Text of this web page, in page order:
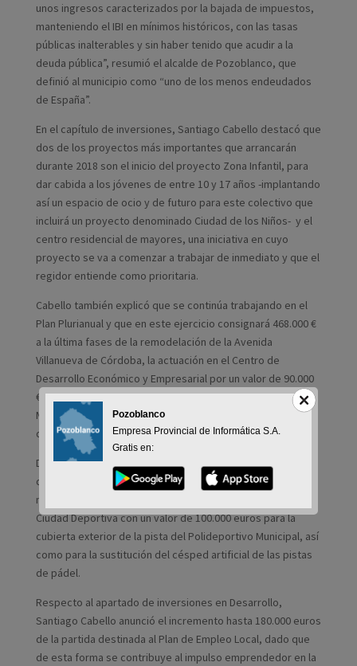
unos ingresos caracterizados por la bajada de impuestos,
manteniendo el IBI en mínimos históricos, con las tasas
públicas inalterables y sin haber tenido que acudir a la
deuda pública”, resumió el alcalde de Pozoblanco, que
definió al municipio como “uno de los menos endeudados
de España”.
En el capítulo de inversiones, Santiago Cabello destacó que
dos de los proyectos más importantes que arrancarán
durante 2018 son el inicio del proyecto Zona Infantil, para
dar cabida a los jóvenes de entre 10 y 17 años -implantando
así un espacio de ocio y de futuro para este colectivo que
incluirá un proyecto denominado Ciudad de los Niños- y el
centro residencial de mayores, una iniciativa en cuyo
proyecto se va a comenzar a trabajar de inmediato y que el
regidor entiende como prioritaria.
Cabello también explicó que se continúa trabajando en el
Plan Plurianual y que en este ejercicio consignará 468.000 €
a la última fases de la remodelación de la Avenida
Villanueva de Córdoba, la actuación en el Centro de
Desarrollo Económico y Empresarial por un valor de 90.000
€, la dotación de 133.000 euros para la obra del Centro
Multifuncional de Envejecimiento Activo y 350.00 euros
destinados a la reforma del Mercado de Abastos.
Del mismo modo, Cabello destacó las inversiones
destinadas para las actuaciones en la conservación y
mantenimiento de la dehesa y las que se ejecutarán en la
Ciudad Deportiva con un valor de 100.000 euros para la
cubierta exterior de la pista del Polideportivo Municipal, así
como para la sustitución del césped artificial de las pistas
de pádel.
Respecto al apartado de inversiones en Desarrollo,
Santiago Cabello anunció el incremento hasta 180.000 euros
de la partida destinada al Plan de Empleo Local, dado que
de esta forma se contribuye al impulso emprendedor en la
Pozoblanco
Empresa Provincial de Informática S.A.
Gratis en: